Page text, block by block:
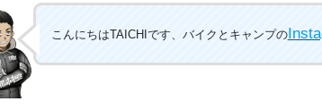
こんにちはTAICHIです、バイクとキャンプの